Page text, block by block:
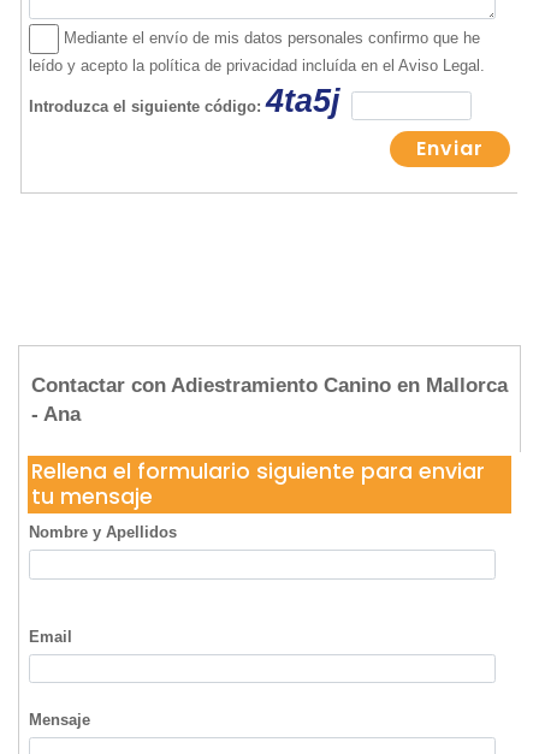
Contactar con Adiestramiento Canino en Mallorca
- Ana